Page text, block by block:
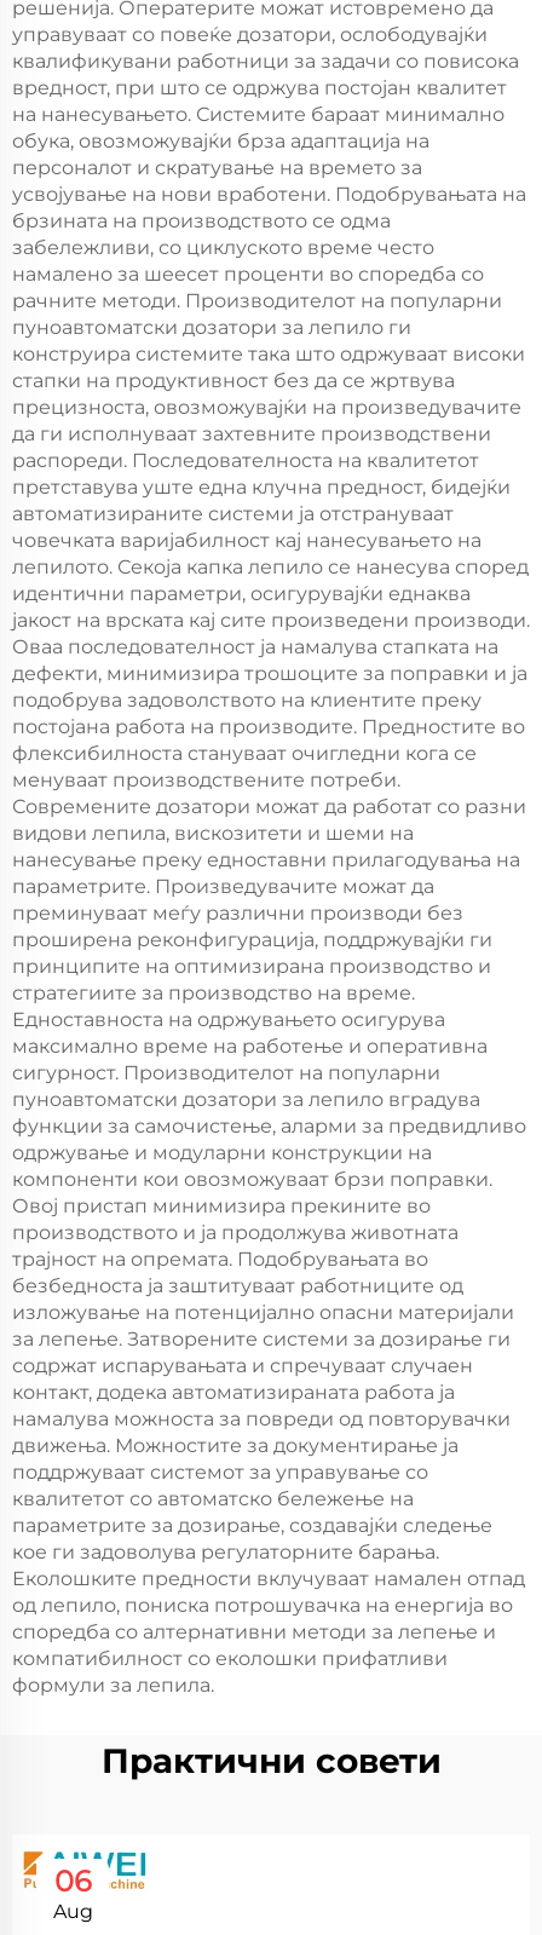
решенија. Оператерите можат истовремено да
управуваат со повеќе дозатори, ослободувајќи
квалификувани работници за задачи со повисока
вредност, при што се одржува постојан квалитет
на нанесувањето. Системите бараат минимално
обука, овозможувајќи брза адаптација на
персоналот и скратување на времето за
усвојување на нови вработени. Подобрувањата на
брзината на производството се одма
забележливи, со циклуското време често
намалено за шеесет проценти во споредба со
рачните методи. Производителот на популарни
пунoавтоматски дозатори за лепило ги
конструира системите така што одржуваат високи
стапки на продуктивност без да се жртвува
прецизноста, овозможувајќи на произведувачите
да ги исполнуваат захтевните производствени
распореди. Последователноста на квалитетот
претставува уште една клучна предност, бидејќи
автоматизираните системи ја отстрануваат
човечката варијабилност кај нанесувањето на
лепилото. Секоја капка лепило се нанесува според
идентични параметри, осигурувајќи еднаква
јакост на врската кај сите произведени производи.
Оваа последователност ја намалува стапката на
дефекти, минимизира трошоците за поправки и ја
подобрува задоволството на клиентите преку
постојана работа на производите. Предностите во
флексибилноста стануваат очигледни кога се
менуваат производствените потреби.
Современите дозатори можат да работат со разни
видови лепила, вискозитети и шеми на
нанесување преку едноставни прилагодувања на
параметрите. Произведувачите можат да
преминуваат меѓу различни производи без
проширенa реконфигурација, поддржувајќи ги
принципите на оптимизирана производство и
стратегиите за производство на време.
Едноставноста на одржувањето осигурува
максимално време на работење и оперативна
сигурност. Производителот на популарни
пунoавтоматски дозатори за лепило вградува
функции за самочистење, аларми за предвидливо
одржување и модуларни конструкции на
компоненти кои овозможуваат брзи поправки.
Овој пристап минимизира прекините во
производството и ја продолжува животната
трајност на опремата. Подобрувањата во
безбедноста ја заштитуваат работниците од
изложување на потенцијално опасни материјали
за лепење. Затворените системи за дозирање ги
содржат испарувањата и спречуваат случаен
контакт, додека автоматизираната работа ја
намалува можноста за повреди од повторувачки
движења. Можностите за документирање ја
поддржуваат системот за управување со
квалитетот со автоматско бележење на
параметрите за дозирање, создавајќи следење
кое ги задоволува регулаторните барања.
Еколошките предности вклучуваат намален отпад
од лепило, пониска потрошувачка на енергија во
споредба со алтернативни методи за лепење и
компатибилност со еколошки прифатливи
формули за лепила.
Практични совети
06
Aug